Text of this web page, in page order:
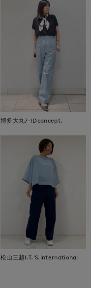
博多大丸7-IDconcept.
松山三越I.T.'S.international